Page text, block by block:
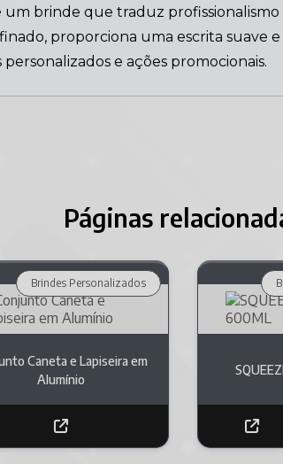
um brinde que traduz profissionalismo
proporciona uma escrita suave
e ações promocionais.
Páginas
Caneta e Lapiseira em
Alumínio
Brindes Personalizados